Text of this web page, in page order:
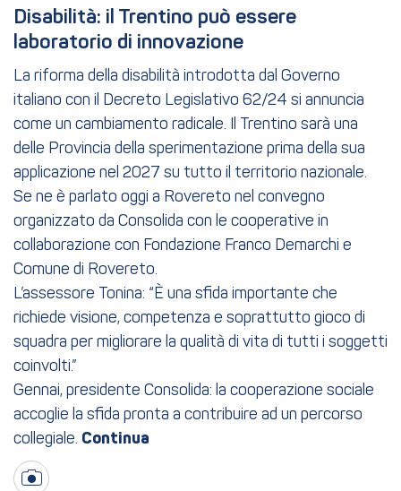
Disabilità: il Trentino può essere
laboratorio di innovazione
La riforma della disabilità introdotta dal Governo
italiano con il Decreto Legislativo 62/24 si annuncia
come un cambiamento radicale. Il Trentino sarà una
delle Provincia della sperimentazione prima della sua
applicazione nel 2027 su tutto il territorio nazionale.
Se ne è parlato oggi a Rovereto nel convegno
organizzato da Consolida con le cooperative in
collaborazione con Fondazione Franco Demarchi e
Comune di Rovereto.
L’assessore Tonina: “È una sfida importante che
richiede visione, competenza e soprattutto gioco di
squadra per migliorare la qualità di vita di tutti i soggetti
coinvolti.”
Gennai, presidente Consolida: la cooperazione sociale
accoglie la sfida pronta a contribuire ad un percorso
collegiale.